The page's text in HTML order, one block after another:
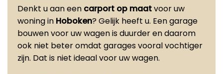
Denkt u aan een carport op maatvoor uw
woning in Hoboken? Gelijk heeft u. Een garage
bouwen voor uw wagen is duurder en daarom
ook niet beter omdat garages vooral vochtiger
zijn. Dat is niet ideaal voor uw wagen.